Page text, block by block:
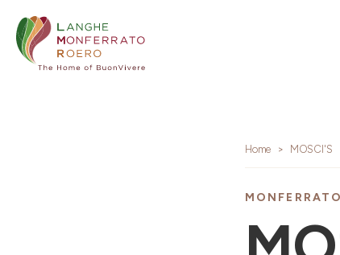
Home MOSCI'S
MONFERRATO